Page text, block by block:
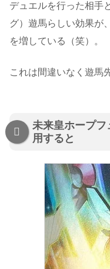
デュエルを行った相手
グ）遊馬らしい効果が
を増している（笑）。
これは間違いなく遊
未来皇ホープ
用すると